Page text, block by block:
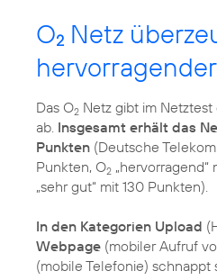
O2 Netz
Das O2 Netz gibt im
ab. Insgesamt erhält das
Punkten (Deutsche
Punkten, O2 „hervorragend“
„sehr gut“ mit 130 Punkten).
In den Kategorien Upload
Webpage (mobiler Aufruf
(mobile Telefonie) schnappt